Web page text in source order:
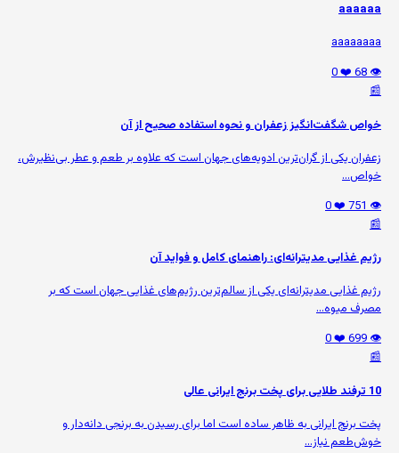
aaaaaa
aaaaaaaa
👁️ 68
❤️ 0
📰
خواص شگفت‌انگیز زعفران و نحوه استفاده صحیح از آن
زعفران یکی از گران‌ترین ادویه‌های جهان است که علاوه بر طعم و عطر بی‌نظیرش،
خواص...
👁️ 751
❤️ 0
📰
رژیم غذایی مدیترانه‌ای: راهنمای کامل و فواید آن
رژیم غذایی مدیترانه‌ای یکی از سالم‌ترین رژیم‌های غذایی جهان است که بر
مصرف میوه‌...
👁️ 699
❤️ 0
📰
10 ترفند طلایی برای پخت برنج ایرانی عالی
پخت برنج ایرانی به ظاهر ساده است اما برای رسیدن به برنجی دانه‌دار و
خوش‌طعم نیاز...